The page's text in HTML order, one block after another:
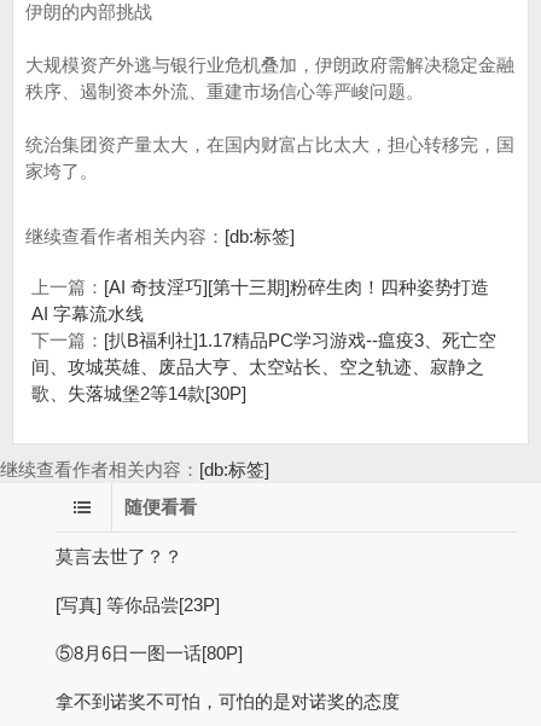
伊朗的内部挑战
大规模资产外逃与银行业危机叠加，伊朗政府需解决稳定金融
秩序、遏制资本外流、重建市场信心等严峻问题。
统治集团资产量太大，在国内财富占比太大，担心转移完，国
家垮了。
继续查看作者相关内容： [db:标签]
上一篇： [AI 奇技淫巧][第十三期]粉碎生肉！四种姿势打造
AI 字幕流水线
下一篇： [扒B福利社]1.17精品PC学习游戏--瘟疫3、死亡空
间、攻城英雄、废品大亨、太空站长、空之轨迹、寂静之
歌、失落城堡2等14款[30P]
继续查看作者相关内容： [db:标签]
随便看看
莫言去世了？？
[写真] 等你品尝[23P]
⑤8月6日一图一话[80P]
拿不到诺奖不可怕，可怕的是对诺奖的态度